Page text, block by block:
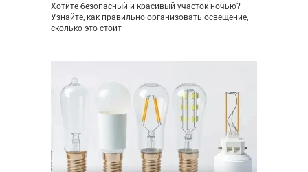
Хотите безопасный и красивый участок ночью?
Узнайте, как правильно организовать освещение,
сколько это стоит